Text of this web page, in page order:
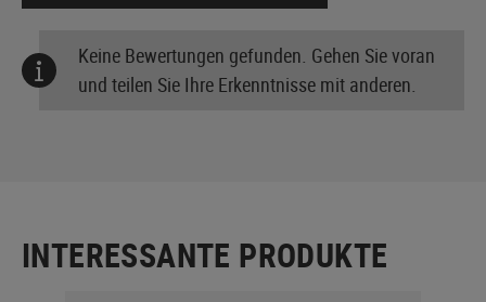
Keine Bewertungen gefunden. Gehen Sie voran
und teilen Sie Ihre Erkenntnisse mit anderen.
INTERESSANTE PRODUKTE